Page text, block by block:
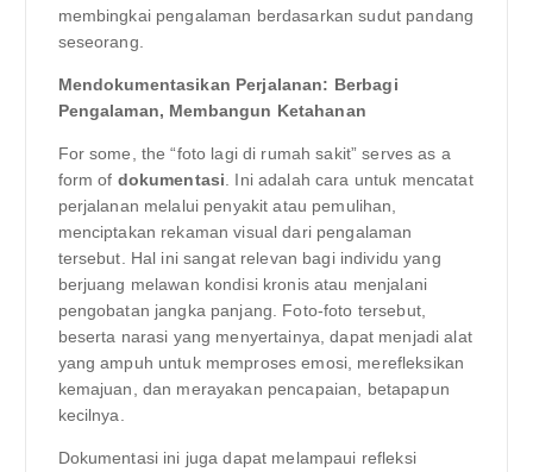
membingkai pengalaman berdasarkan sudut pandang
seseorang.
Mendokumentasikan Perjalanan: Berbagi
Pengalaman, Membangun Ketahanan
For some, the “foto lagi di rumah sakit” serves as a
form of dokumentasi . Ini adalah cara untuk mencatat
perjalanan melalui penyakit atau pemulihan,
menciptakan rekaman visual dari pengalaman
tersebut. Hal ini sangat relevan bagi individu yang
berjuang melawan kondisi kronis atau menjalani
pengobatan jangka panjang. Foto-foto tersebut,
beserta narasi yang menyertainya, dapat menjadi alat
yang ampuh untuk memproses emosi, merefleksikan
kemajuan, dan merayakan pencapaian, betapapun
kecilnya.
Dokumentasi ini juga dapat melampaui refleksi